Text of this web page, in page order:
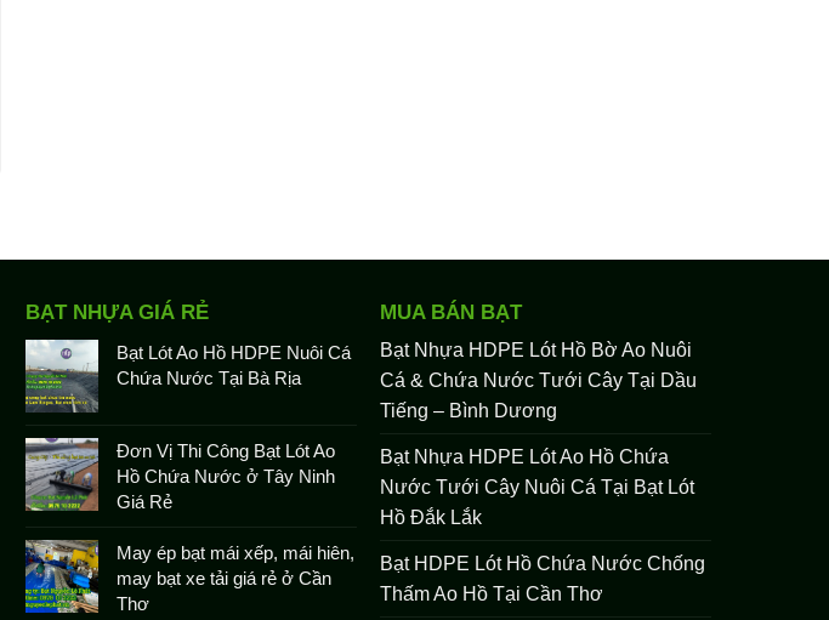
BẠT NHỰA GIÁ RẺ
Bạt Lót Ao Hồ HDPE Nuôi Cá
Chứa Nước Tại Bà Rịa
Đơn Vị Thi Công Bạt Lót Ao
Hồ Chứa Nước ở Tây Ninh
Giá Rẻ
May ép bạt mái xếp, mái hiên,
may bạt xe tải giá rẻ ở Cần
Thơ
MUA BÁN BẠT
Bạt Nhựa HDPE Lót Hồ Bờ Ao Nuôi
Cá & Chứa Nước Tưới Cây Tại Dầu
Tiếng – Bình Dương
Bạt Nhựa HDPE Lót Ao Hồ Chứa
Nước Tưới Cây Nuôi Cá Tại Bạt Lót
Hồ Đắk Lắk
Bạt HDPE Lót Hồ Chứa Nước Chống
Thấm Ao Hồ Tại Cần Thơ